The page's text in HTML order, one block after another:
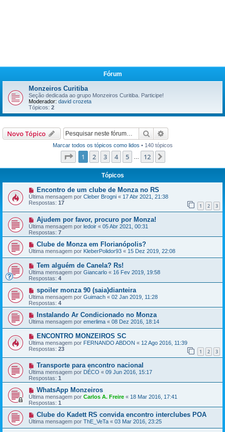
Fórum
Monzeiros Curitiba
Seção dedicada ao grupo Monzeiros Curitiba. Participe!
Moderador: david crozeta
Tópicos: 2
Novo Tópico Pesquisar
Marcar todos os tópicos como lidos • 140 tópicos
Página de 12
1 2 3 4 5 12
Tópicos
Encontro de um clube de Monza no RS
Última mensagem por Cleber Brogni « 17 Abr 2021, 21:38
Respostas: 17 1 2 3
Ajudem por favor, procuro por Monza!
Última mensagem por ledoir « 05 Abr 2021, 00:31
Respostas: 7
Clube de Monza em Florianópolis?
Última mensagem por KleberPolidor93 « 15 Dez 2019, 22:08
Tem alguém de Canela? Rs!
Última mensagem por Giancarlo « 16 Fev 2019, 19:58
Respostas: 4
spoiler monza 90 (saia)dianteira
Última mensagem por Guimach « 02 Jan 2019, 11:28
Respostas: 4
Instalando Ar Condicionado no Monza
Última mensagem por emerlima « 08 Dez 2016, 18:14
ENCONTRO MONZEIROS SC
Última mensagem por FERNANDO ABDON « 12 Ago 2016, 11:39
Respostas: 23 1 2 3
Transporte para encontro nacional
Última mensagem por DÉCO « 09 Jun 2016, 15:17
Respostas: 1
WhatsApp Monzeiros
Última mensagem por Carlos A. Freire « 18 Mar 2016, 17:41
Respostas: 1
Clube do Kadett RS convida encontro interclubes POA
Última mensagem por ThE_VeTa « 03 Mar 2016, 23:25